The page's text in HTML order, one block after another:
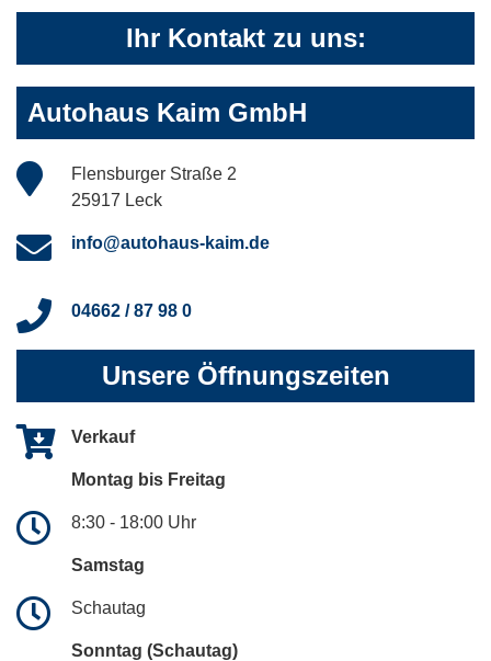
Ihr Kontakt zu uns:
Autohaus Kaim GmbH
Flensburger Straße 2
25917 Leck
info@autohaus-kaim.de
04662 / 87 98 0
Unsere Öffnungszeiten
Verkauf
Montag bis Freitag
8:30 - 18:00 Uhr
Samstag
Schautag
Sonntag (Schautag)